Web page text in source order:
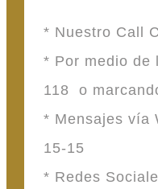
* Nuestro Call
* Por medio de
118 o
* Mensajes vía
15-15
* Redes